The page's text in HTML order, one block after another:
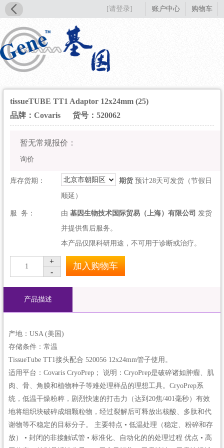
[请登录] 账户中心 购物车
tissueTUBE TT1 Adaptor 12x24mm (25)
品牌：Covaris
货号：520062
暂无常规报价：
询价
库存货期： 北京市朝阳区 期货预计28天可发货（节假日
顺延）
服 务： 由 基因生物技术国际贸易（上海）有限公司 发货
并提供售后服务。
本产品仅限科研用途，不可用于诊断或治疗。
1
+
-
加入购物车
产品描述
产地：USA (美国)
存储条件：常温
TissueTube TT1接头配合 520056 12x24mm管子使用。
适用平台：Covaris CryoPrep； 说明：CryoPrep是破碎诸如肿瘤、肌
肉、骨、角膜和植物种子等难处理样品的理想工具。CryoPrep系
统，低温干燥粉粹，剧烈快速的打击力（达到20焦/401毫秒）有效
地将组织块破碎成细颗粒物，经过裂解后可释放出核酸、多肽和代
谢物等不稳定的目标分子。 主要特点 • 低温处理（稳定、粉碎和存
放） • 封闭的非接触试管 • 标准化、自动化的的处理过程 优点 • 高